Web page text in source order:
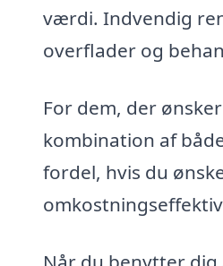
værdi. Indvendig
overflader og
For dem, der
kombination af
fordel, hvis du